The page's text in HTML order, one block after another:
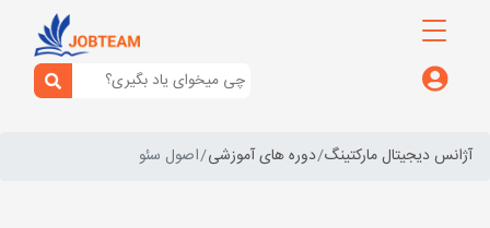
آژانس دیجیتال مارکتینگ دوره های آموزشی اصول سئو